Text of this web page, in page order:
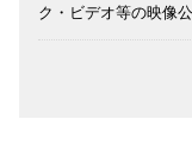
ク・ビデオ等の映像